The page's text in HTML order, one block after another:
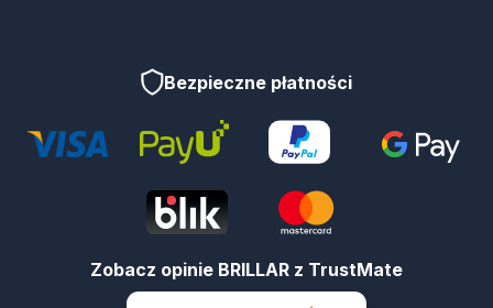
Bezpieczne płatności
Zobacz opinie BRILLAR z TrustMate